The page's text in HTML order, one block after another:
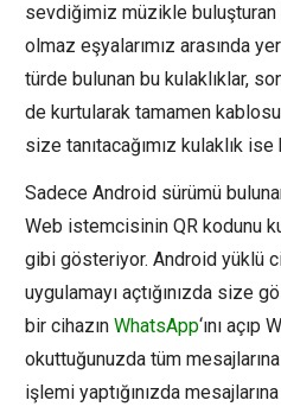
sevdiğimiz müzikle buluşturan
olmaz eşyalarımız arasında
türde bulunan bu kulaklıklar,
de kurtularak tamamen
size tanıtacağımız kulaklık
Sadece Android sürümü
Web istemcisinin QR kodunu
gibi gösteriyor. Android yüklü
uygulamayı açtığınızda size
bir cihazın WhatsApp‘ını açıp
okuttuğunuzda tüm
işlemi yaptığınızda